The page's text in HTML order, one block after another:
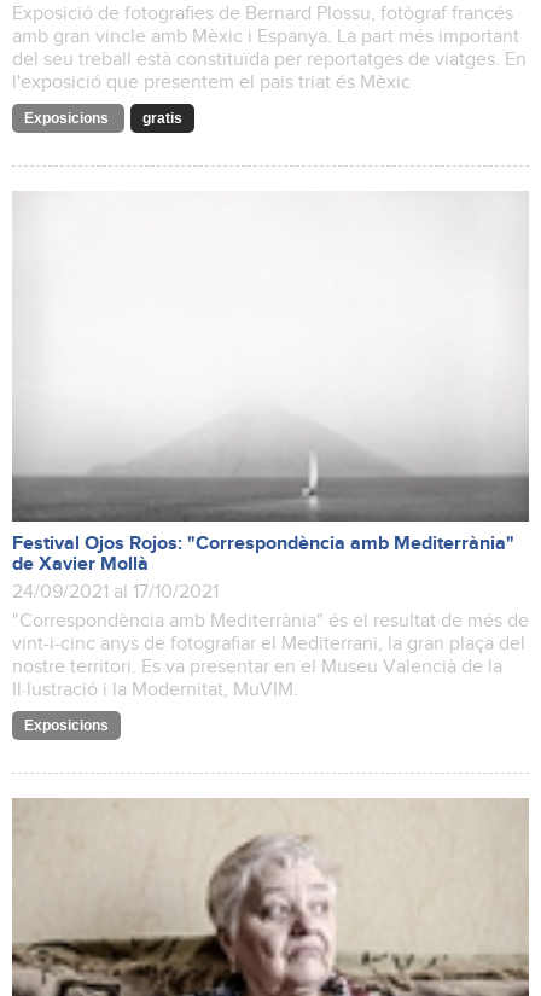
Exposició de fotografies de Bernard Plossu, fotògraf francés
amb gran vincle amb Mèxic i Espanya. La part més important
del seu treball està constituïda per reportatges de viatges. En
l'exposició que presentem el pais triat és Mèxic
Exposicions gratis
Festival Ojos Rojos: "Correspondència amb Mediterrània"
de Xavier Mollà
24/09/2021 al 17/10/2021
"Correspondència amb Mediterrània" és el resultat de més de
vint-i-cinc anys de fotografiar el Mediterrani, la gran plaça del
nostre territori. Es va presentar en el Museu Valencià de la
Il·lustració i la Modernitat, MuVIM.
Exposicions